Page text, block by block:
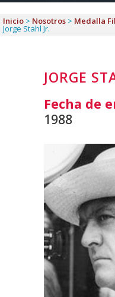
Inicio > Nosotros > Medalla
Jorge Stahl Jr.
JORGE
Fecha de
1988